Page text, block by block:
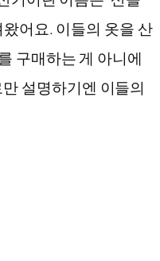
왔어요. 이들의 옷을 산
구매하는 게 아니에
설명하기엔 이들의